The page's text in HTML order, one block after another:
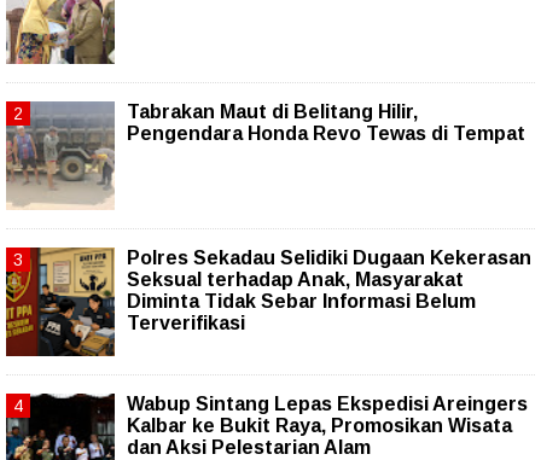
Tabrakan Maut di Belitang Hilir,
Pengendara Honda Revo Tewas di Tempat
Polres Sekadau Selidiki Dugaan Kekerasan
Seksual terhadap Anak, Masyarakat
Diminta Tidak Sebar Informasi Belum
Terverifikasi
Wabup Sintang Lepas Ekspedisi Areingers
Kalbar ke Bukit Raya, Promosikan Wisata
dan Aksi Pelestarian Alam